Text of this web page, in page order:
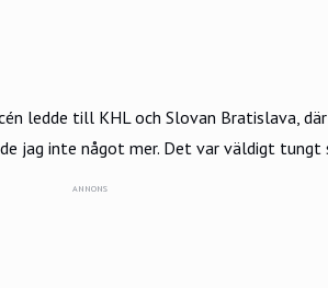
ledde till KHL och Slovan Bratislava,
jag inte något mer. Det var väldigt tungt
ANNONS